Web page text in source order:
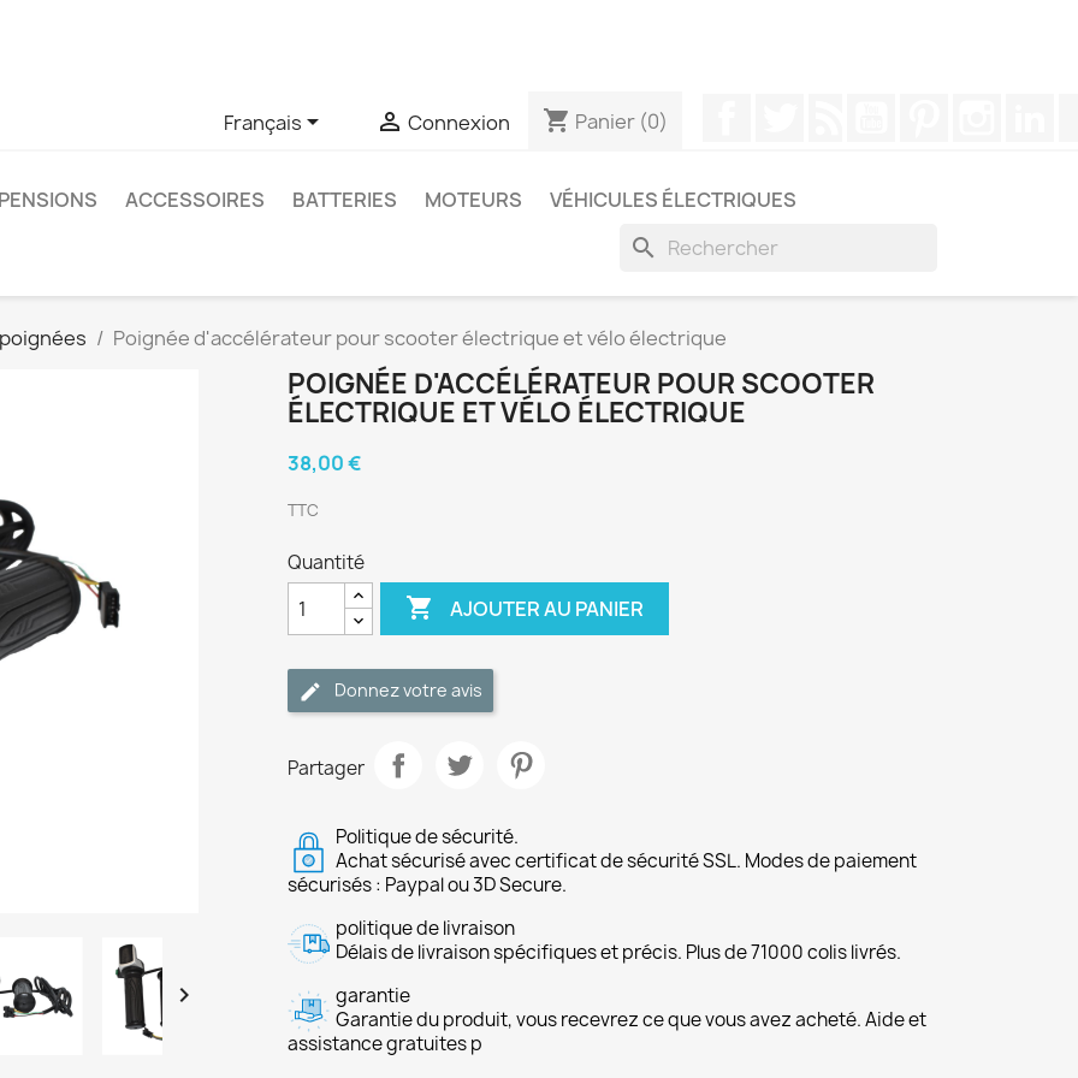
Français  Connexion shopping_cart Panier (0)
ACCESSOIRES BATTERIES MOTEURS VÉHICULES ÉLECTRIQUES
search
Poignée d'accélérateur pour scooter électrique et vélo électrique

POIGNÉE D'ACCÉLÉRATEUR POUR SCOOTER
ÉLECTRIQUE ET VÉLO ÉLECTRIQUE
38,00 €
TTC
Quantité
 AJOUTER AU PANIER
Donnez votre avis
Partager
Politique de sécurité.
Achat sécurisé avec certificat de sécurité SSL. Modes de paiement
sécurisés : Paypal ou 3D Secure.
politique de livraison
Délais de livraison spécifiques et précis. Plus de 71000 colis livrés.
garantie
Garantie du produit, vous recevrez ce que vous avez acheté. Aide et
assistance gratuites p